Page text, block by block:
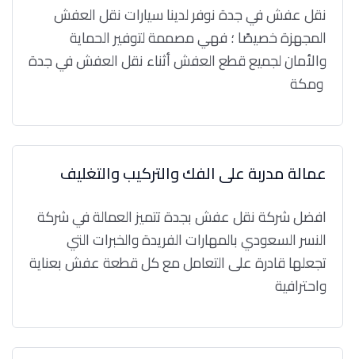
نقل عفش في جدة نوفر لدينا سيارات نقل العفش
المجهزة خصيصًا ؛ فهي مصممة لتوفير الحماية
والأمان لجميع قطع العفش أثناء نقل العفش في جدة
عمالة مدربة على الفك والتركيب والتغليف
افضل شركة نقل عفش بجدة تتميز العمالة في شركة
النسر السعودي بالمهارات الفريدة والخبرات التي
تجعلها قادرة على التعامل مع كل قطعة عفش بعناية
واحترافية